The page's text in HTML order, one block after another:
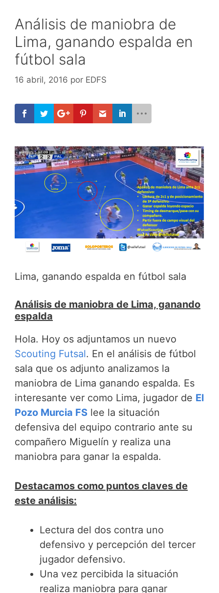
Análisis de maniobra de
Lima, ganando espalda en
fútbol sala
16 abril, 2016 por EDFS
Lima, ganando espalda en fútbol sala
Análisis de maniobra de Lima, ganando
espalda
Hola. Hoy os adjuntamos un nuevo
Scouting Futsal. En el análisis de fútbol
sala que os adjunto analizamos la
maniobra de Lima ganando espalda. Es
interesante ver como Lima, jugador de El
Pozo Murcia FS lee la situación
defensiva del equipo contrario ante su
compañero Miguelín y realiza una
maniobra para ganar la espalda.
Destacamos como puntos claves de
este análisis:
Lectura del dos contra uno
defensivo y percepción del tercer
jugador defensivo.
Una vez percibida la situación
realiza maniobra para ganar